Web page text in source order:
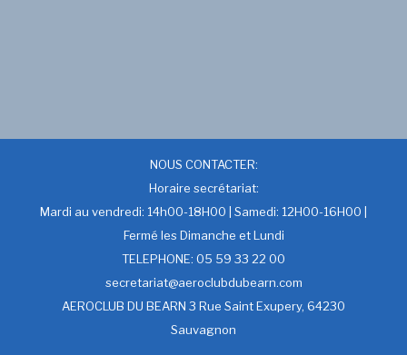
NOUS CONTACTER:
Horaire secrétariat:
Mardi au vendredi: 14h00-18H00 | Samedi: 12H00-16H00 |
Fermé les Dimanche et Lundi
TELEPHONE: 05 59 33 22 00
secretariat@aeroclubdubearn.com
AEROCLUB DU BEARN 3 Rue Saint Exupery, 64230
Sauvagnon